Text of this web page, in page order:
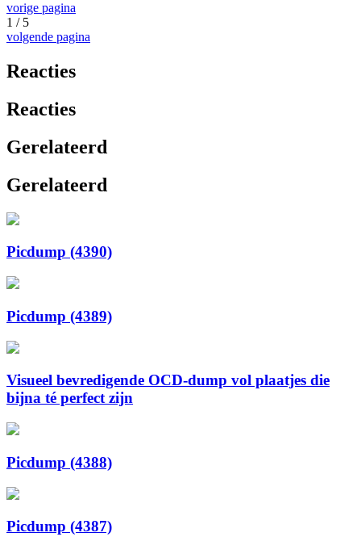
vorige pagina
1 / 5
volgende pagina
Reacties
Reacties
Gerelateerd
Gerelateerd
Picdump (4390)
Picdump (4389)
Visueel bevredigende OCD-dump vol plaatjes die
bijna té perfect zijn
Picdump (4388)
Picdump (4387)